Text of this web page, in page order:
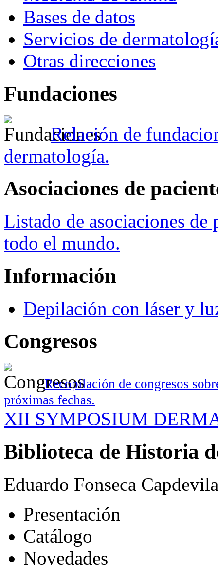
Bases de datos
Servicios de
Otras direcciones
Fundaciones
Relación de
dermatología.
Asociaciones de
Listado de asociaciones de
todo el mundo.
Información
Depilación con láser y
Congresos
Recopilación de congresos
próximas fechas.
XII SYMPOSIUM
Biblioteca de Historia
Eduardo Fonseca Capdevila
Presentación
Catálogo
Novedades